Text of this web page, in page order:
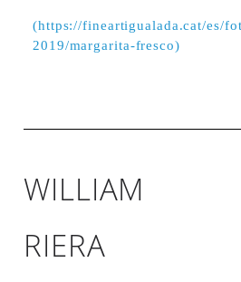
(https://fineartigualada.cat/es/
2019/margarita-fresco)
2020
WILLIAM
RIERA